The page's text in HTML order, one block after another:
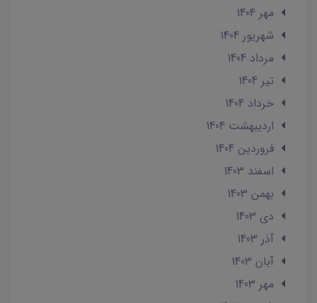
مهر 1404
شهریور 1404
مرداد 1404
تير 1404
خرداد 1404
ارديبهشت 1404
فروردین 1404
اسفند 1403
بهمن 1403
دی 1403
آذر 1403
آبان 1403
مهر 1403